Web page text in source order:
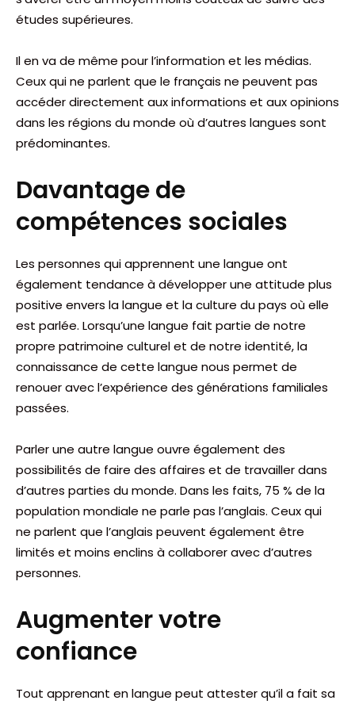
études supérieures.
Il en va de même pour l’information et les médias.
Ceux qui ne parlent que le français ne peuvent pas
accéder directement aux informations et aux opinions
dans les régions du monde où d’autres langues sont
prédominantes.
Davantage de
compétences sociales
Les personnes qui apprennent une langue ont
également tendance à développer une attitude plus
positive envers la langue et la culture du pays où elle
est parlée. Lorsqu’une langue fait partie de notre
propre patrimoine culturel et de notre identité, la
connaissance de cette langue nous permet de
renouer avec l’expérience des générations familiales
passées.
Parler une autre langue ouvre également des
possibilités de faire des affaires et de travailler dans
d’autres parties du monde. Dans les faits, 75 % de la
population mondiale ne parle pas l’anglais. Ceux qui
ne parlent que l’anglais peuvent également être
limités et moins enclins à collaborer avec d’autres
personnes.
Augmenter votre
confiance
Tout apprenant en langue peut attester qu’il a fait sa